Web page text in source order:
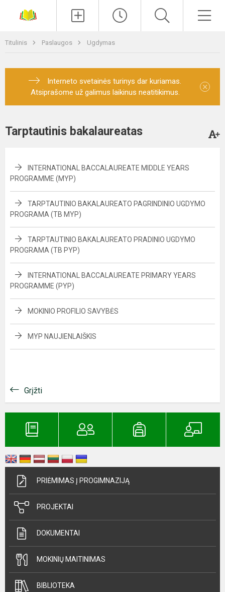
Titulinis Paslaugos Ugdymas
Interneto svetainės turinys dar kuriamas.
Atsiprašome už galimus laikinus neatitikimus.
×
Tarptautinis bakalaureatas
INTERNATIONAL BACCALAUREATE MIDDLE YEARS
PROGRAMME (MYP)
TARPTAUTINIO BAKALAUREATO PAGRINDINIO UGDYMO
PROGRAMA (TB MYP)
TARPTAUTINIO BAKALAUREATO PRADINIO UGDYMO
PROGRAMA (TB PYP)
INTERNATIONAL BACCALAUREATE PRIMARY YEARS
PROGRAMME (PYP)
MOKINIO PROFILIO SAVYBĖS
MYP NAUJIENLAIŠKIS
Grįžti
PRIĖMIMAS Į PROGIMNAZIJĄ
PROJEKTAI
DOKUMENTAI
MOKINIŲ MAITINIMAS
BIBLIOTEKA